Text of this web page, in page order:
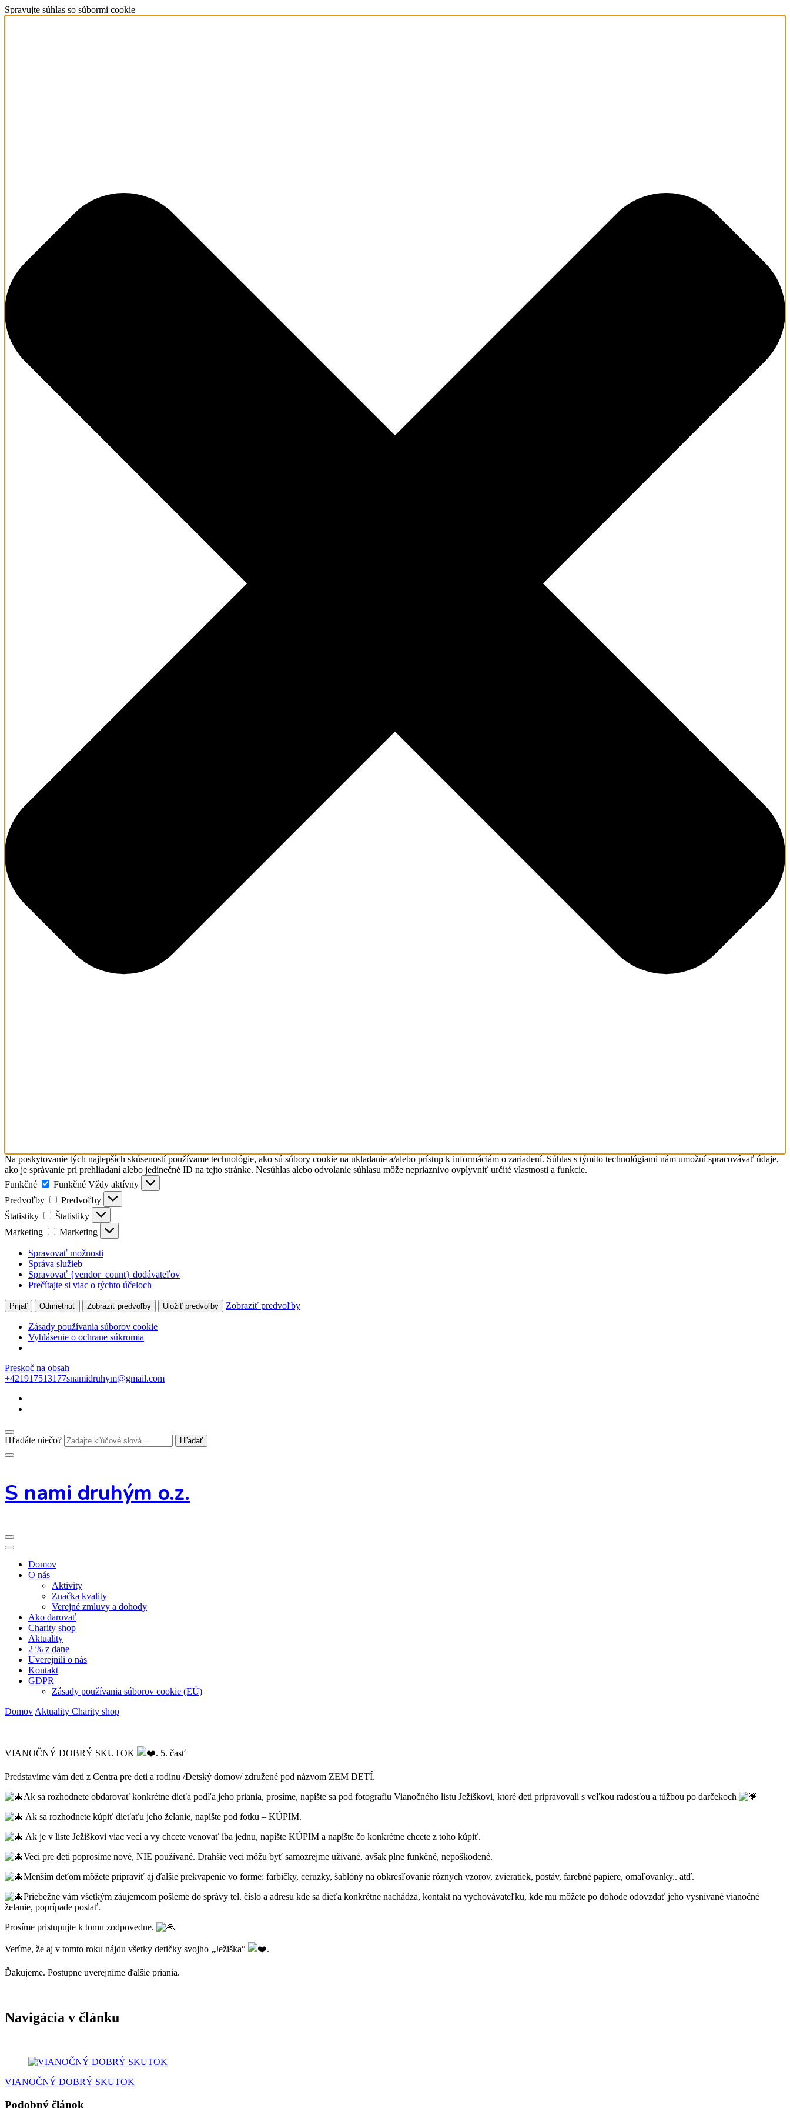
Spravujte súhlas so súbormi cookie
Na poskytovanie tých najlepších skúseností používame technológie, ako sú súbory cookie na ukladanie a/alebo prístup k informáciám o zariadení. Súhlas s týmito technológiami nám umožní spracovávať údaje,
ako je správanie pri prehliadaní alebo jedinečné ID na tejto stránke. Nesúhlas alebo odvolanie súhlasu môže nepriaznivo ovplyvniť určité vlastnosti a funkcie.
Funkčné
Funkčné Vždy aktívny
Predvoľby
Predvoľby
Štatistiky
Štatistiky
Marketing
Marketing
Spravovať možnosti
Správa služieb
Spravovať {vendor_count} dodávateľov
Prečítajte si viac o týchto účeloch
Prijať Odmietnuť Zobraziť predvoľby Uložiť predvoľby Zobraziť predvoľby
Zásady používania súborov cookie
Vyhlásenie o ochrane súkromia
Preskoč na obsah
+421917513177snamidruhym@gmail.com
Hľadáte niečo?
S nami druhým o.z.
Domov
O nás
Aktivity
Značka kvality
Verejné zmluvy a dohody
Ako darovať
Charity shop
Aktuality
2 % z dane
Uverejnili o nás
Kontakt
GDPR
Zásady používania súborov cookie (EÚ)
Domov Aktuality Charity shop
VIANOČNÝ DOBRÝ SKUTOK . 5. časť
Predstavíme vám deti z Centra pre deti a rodinu /Detský domov/ združené pod názvom ZEM DETÍ.
Ak sa rozhodnete obdarovať konkrétne dieťa podľa jeho priania, prosíme, napíšte sa pod fotografiu Vianočného listu Ježiškovi, ktoré deti pripravovali s veľkou radosťou a túžbou po darčekoch
Ak sa rozhodnete kúpiť dieťaťu jeho želanie, napíšte pod fotku – KÚPIM.
Ak je v liste Ježiškovi viac vecí a vy chcete venovať iba jednu, napíšte KÚPIM a napíšte čo konkrétne chcete z toho kúpiť.
Veci pre deti poprosíme nové, NIE používané. Drahšie veci môžu byť samozrejme užívané, avšak plne funkčné, nepoškodené.
Menším deťom môžete pripraviť aj ďalšie prekvapenie vo forme: farbičky, ceruzky, šablóny na obkresľovanie rôznych vzorov, zvieratiek, postáv, farebné papiere, omaľovanky.. atď.
Priebežne vám všetkým záujemcom pošleme do správy tel. číslo a adresu kde sa dieťa konkrétne nachádza, kontakt na vychovávateľku, kde mu môžete po dohode odovzdať jeho vysnívané vianočné
želanie, poprípade poslať.
Prosíme pristupujte k tomu zodpovedne.
Veríme, že aj v tomto roku nájdu všetky detičky svojho „Ježiška“ .
Ďakujeme. Postupne uverejníme ďalšie priania.
Navigácia v článku
VIANOČNÝ DOBRÝ SKUTOK
Podobný článok